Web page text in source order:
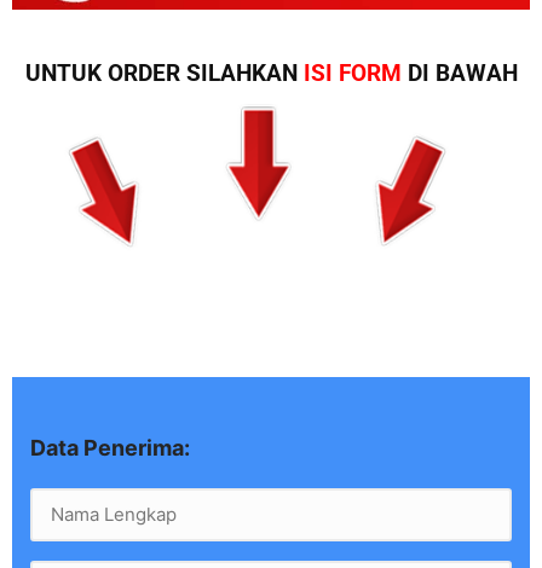
UNTUK ORDER SILAHKAN ISI FORM DI BAWAH
Data Penerima: